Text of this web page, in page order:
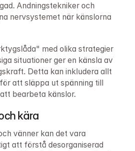
Andningstekniker och
nervsystemet när känslorna
med olika strategier
situationer ger en känsla av
Detta kan inkludera allt
att släppa ut spänning till
bearbeta känslor.
kära
vänner kan det vara
att förstå desorganiserad